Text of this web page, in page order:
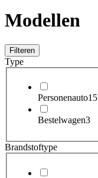
Modellen
Filteren
Type
Personenauto15
Bestelwagen3
Brandstoftype